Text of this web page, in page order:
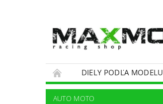
DIELY PODĽA MODELU
OBCHODNÉ PODMIENKY
AUTO MOTO